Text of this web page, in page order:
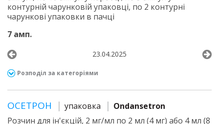
контурній чарунковій упаковці, по 2 контурні
чарункові упаковки в пачці
7 амп.
23.04.2025
Розподіл за категоріями
ОСЕТРОН упаковка
Ondansetron
Розчин для ін'єкцій, 2 мг/мл по 2 мл (4 мг) або 4 мл (8